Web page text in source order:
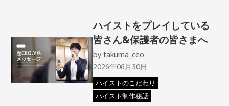
ハイストをプレイしている
皆さん&保護者の皆さまへ
bytakuma_ceo
2026年06月30日
ハイストのこだわり
ハイスト制作秘話